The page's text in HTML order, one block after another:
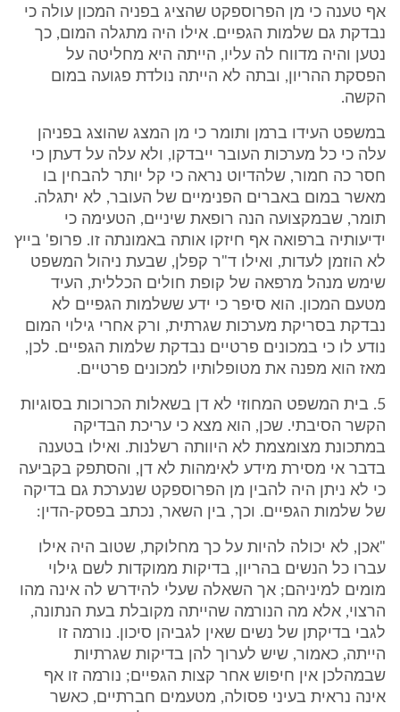
אף טענה כי מן הפרוספקט שהציג בפניה המכון עולה כי
נבדקת גם שלמות הגפיים. אילו היה מתגלה המום, כך
נטען והיה מדווח לה עליו, הייתה היא מחליטה על
הפסקת ההריון, ובתה לא הייתה נולדת פגועה במום
הקשה.
במשפט העידו ברמן ותומר כי מן המצג שהוצג בפניהן
עלה כי כל מערכות העובר ייבדקו, ולא עלה על דעתן כי
חסר כה חמור, שלהדיוט נראה כי קל יותר להבחין בו
מאשר במום באברים הפנימיים של העובר, לא יתגלה.
תומר, שבמקצועה הנה רופאת שיניים, הטעימה כי
ידיעותיה ברפואה אף חיזקו אותה באמונתה זו. פרופ' בייץ
לא הוזמן לעדות, ואילו ד"ר קפלן, שבעת ניהול המשפט
שימש מנהל מרפאה של קופת חולים הכללית, העיד
מטעם המכון. הוא סיפר כי ידע ששלמות הגפיים לא
נבדקת בסריקת מערכות שגרתית, ורק אחרי גילוי המום
נודע לו כי במכונים פרטיים נבדקת שלמות הגפיים. לכן,
מאז הוא מפנה את מטופלותיו למכונים פרטיים.
5. בית המשפט המחוזי לא דן בשאלות הכרוכות בסוגיות
הקשר הסיבתי. שכן, הוא מצא כי עריכת הבדיקה
במתכונת מצומצמת לא היוותה רשלנות. ואילו בטענה
בדבר אי מסירת מידע לאימהות לא דן, והסתפק בקביעה
כי לא ניתן היה להבין מן הפרוספקט שנערכת גם בדיקה
של שלמות הגפיים. וכך, בין השאר, נכתב בפסק-הדין:
"אכן, לא יכולה להיות על כך מחלוקת, שטוב היה אילו
עברו כל הנשים בהריון, בדיקות ממוקדות לשם גילוי
מומים למיניהם; אך השאלה שעלי להידרש לה אינה מהו
הרצוי, אלא מה הנורמה שהייתה מקובלת בעת הנתונה,
לגבי בדיקתן של נשים שאין לגביהן סיכון. נורמה זו
הייתה, כאמור, שיש לערוך להן בדיקות שגרתיות
שבמהלכן אין חיפוש אחר קצות הגפיים; נורמה זו אף
אינה נראית בעיני פסולה, מטעמים חברתיים, כאשר